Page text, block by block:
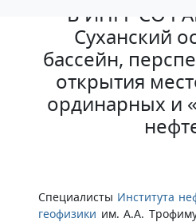
В ИНГГ СО
Суханский
бассейн,
открытия
ординарных и
Специалисты Института
геофизики им. А.А.